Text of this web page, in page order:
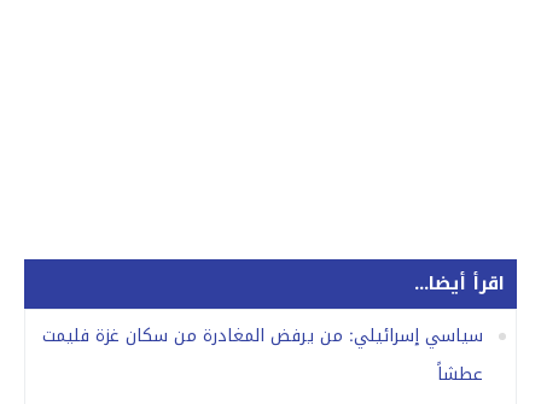
اقرأ أيضا...
سياسي إسرائيلي: من يرفض المغادرة من سكان غزة فليمت
عطشاً